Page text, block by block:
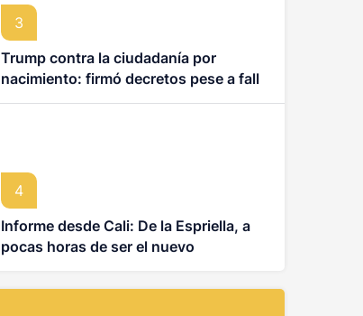
3
Trump contra la ciudadanía por
nacimiento: firmó decretos pese a fallo
de la Corte Suprema
4
Informe desde Cali: De la Espriella, a
pocas horas de ser el nuevo